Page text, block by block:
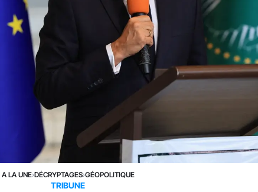
A LA UNE›DÉCRYPTAGES›GÉOPOLITIQUE
TRIBUNE